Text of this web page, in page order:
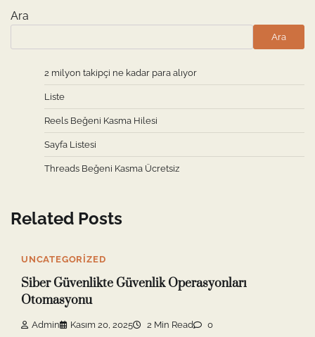
Ara
Ara
2 milyon takipçi ne kadar para alıyor
Liste
Reels Beğeni Kasma Hilesi
Sayfa Listesi
Threads Beğeni Kasma Ücretsiz
Related Posts
UNCATEGORIZED
Siber Güvenlikte Güvenlik Operasyonları
Otomasyonu
Admin Kasım 20, 2025 2 Min Read 0